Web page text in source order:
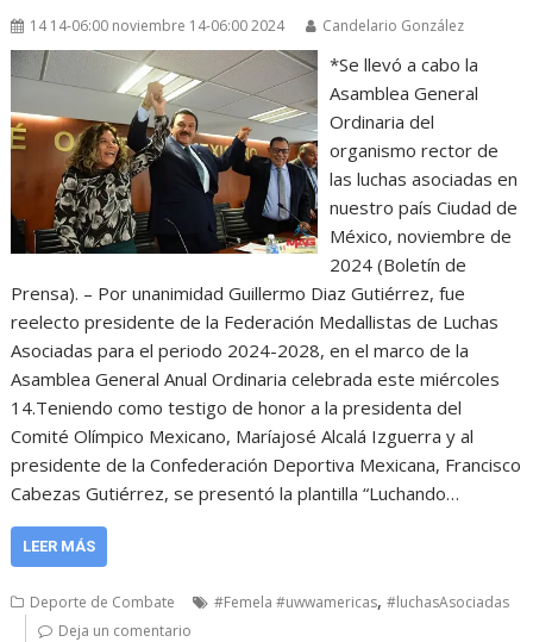
14 14-06:00 noviembre 14-06:00 2024 Candelario González
*Se llevó a cabo la
Asamblea General
Ordinaria del
organismo rector de
las luchas asociadas en
nuestro país Ciudad de
México, noviembre de
2024 (Boletín de
Prensa). – Por unanimidad Guillermo Diaz Gutiérrez, fue
reelecto presidente de la Federación Medallistas de Luchas
Asociadas para el periodo 2024-2028, en el marco de la
Asamblea General Anual Ordinaria celebrada este miércoles
14.Teniendo como testigo de honor a la presidenta del
Comité Olímpico Mexicano, Maríajosé Alcalá Izguerra y al
presidente de la Confederación Deportiva Mexicana, Francisco
Cabezas Gutiérrez, se presentó la plantilla “Luchando…
LEER MÁS
Deporte de Combate #Femela #uwwamericas,#luchasAsociadas
Deja un comentario